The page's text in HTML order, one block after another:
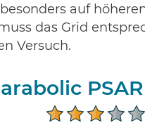
auf
das Grid
Versuch.